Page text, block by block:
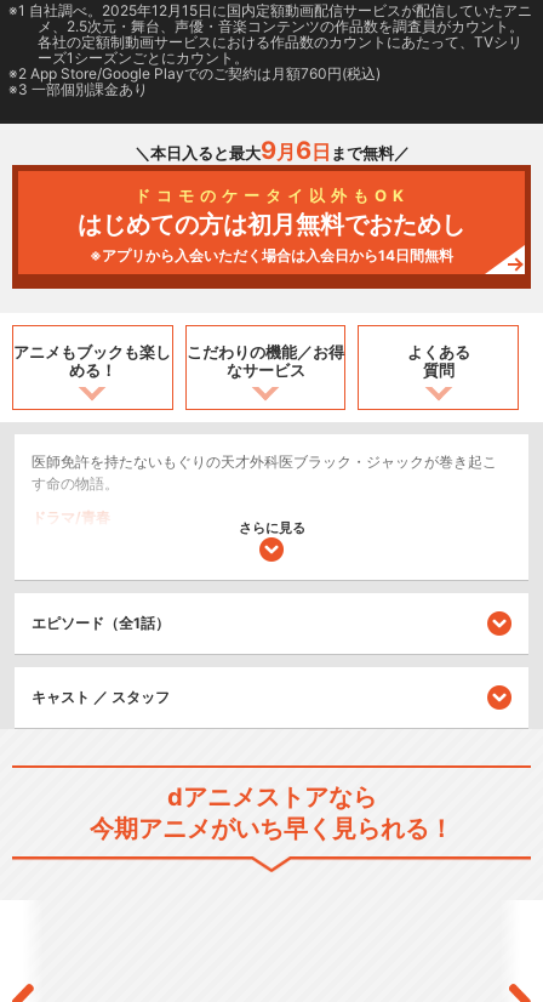
1 自社調べ。2025年12月15日に国内定額動画配信サービスが配信していたアニ
メ、2.5次元・舞台、声優・音楽コンテンツの作品数を調査員がカウント。
各社の定額制動画サービスにおける作品数のカウントにあたって、TVシリ
ーズ1シーズンごとにカウント。
2 App Store/Google Playでのご契約は月額760円(税込)
3 一部個別課金あり
＼本日入ると最大9月 6日 まで無料／
ドコモのケータイ以外もOK
はじめての方は初月無料でおためし
※アプリから入会いただく場合は入会日から14日間無料
アニメもブックも楽し
める！
こだわりの機能／お得
なサービス
よくある
質問
医師免許を持たないもぐりの天才外科医ブラック・ジャックが巻き起こ
す命の物語。
ドラマ/青春
シリーズ／関連のアニメ作品
ブラック・ジャック21
さらに見る
エピソード（全1話）
キャスト ／ スタッフ
dアニメストアなら
今期アニメがいち早く見られる！